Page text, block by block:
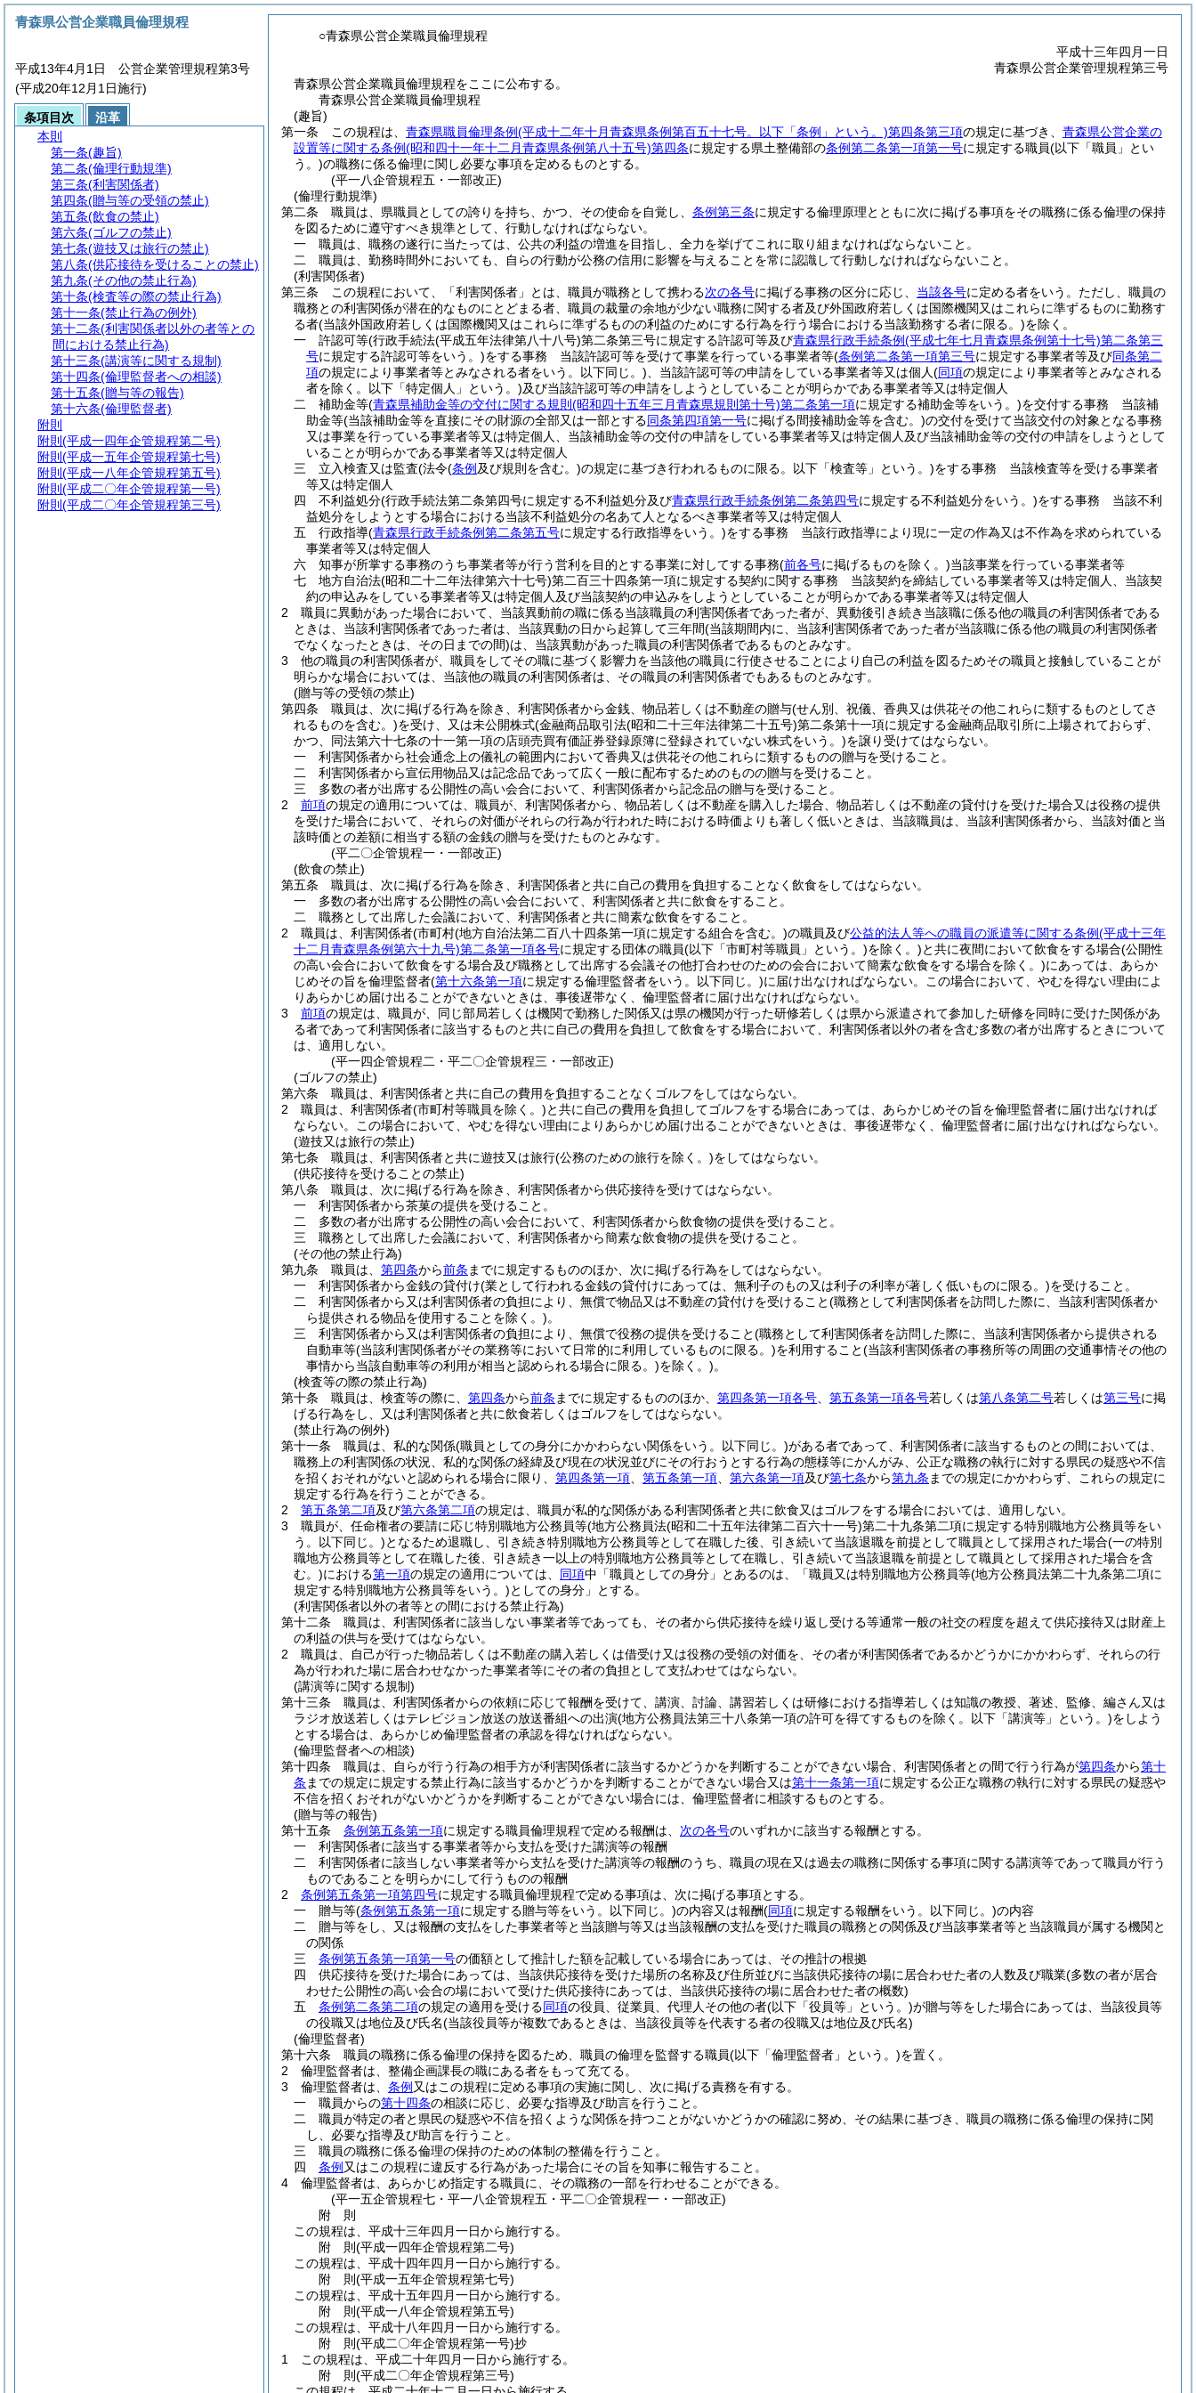
○青森県公営企業職員倫理規程
平成十三年四月一日
青森県公営企業管理規程第三号
青森県公営企業職員倫理規程をここに公布する。
青森県公営企業職員倫理規程
(趣旨)
第一条
この規程は、 青森県職員倫理条例(平成十二年十月青森県条例第百五十七号。以下「条例」という。)第四条第三項の規定に基づき、 青森県公営企業の
設置等に関する条例(昭和四十一年十二月青森県条例第八十五号)第四条に規定する県土整備部の条例第二条第一項第一号に規定する職員(以下「職員」とい
う。)の職務に係る倫理に関し必要な事項を定めるものとする。
(平一八企管規程五・一部改正)
(倫理行動規準)
第二条
職員は、県職員としての誇りを持ち、かつ、その使命を自覚し、 条例第三条に規定する倫理原理とともに次に掲げる事項をその職務に係る倫理の保持
を図るために遵守すべき規準として、行動しなければならない。
一
職員は、職務の遂行に当たっては、公共の利益の増進を目指し、全力を挙げてこれに取り組まなければならないこと。
二
職員は、勤務時間外においても、自らの行動が公務の信用に影響を与えることを常に認識して行動しなければならないこと。
(利害関係者)
第三条
この規程において、「利害関係者」とは、職員が職務として携わる次の各号に掲げる事務の区分に応じ、 当該各号に定める者をいう。 ただし、職員の
職務との利害関係が潜在的なものにとどまる者、職員の裁量の余地が少ない職務に関する者及び外国政府若しくは国際機関又はこれらに準ずるものに勤務す
る者(当該外国政府若しくは国際機関又はこれらに準ずるものの利益のためにする行為を行う場合における当該勤務する者に限る。)を除く。
一
許認可等(行政手続法(平成五年法律第八十八号)第二条第三号に規定する許認可等及び青森県行政手続条例(平成七年七月青森県条例第十七号)第二条第三
号に規定する許認可等をいう。)をする事務 当該許認可等を受けて事業を行っている事業者等(条例第二条第一項第三号に規定する事業者等及び同条第二
項の規定により事業者等とみなされる者をいう。以下同じ。) 、当該許認可等の申請をしている事業者等又は個人(同項の規定により事業者等とみなされる
者を除く。以下「特定個人」という。)及び当該許認可等の申請をしようとしていることが明らかである事業者等又は特定個人
二
補助金等(青森県補助金等の交付に関する規則 (昭和四十五年三月青森県規則第十号)第二条第一項に規定する補助金等をいう。)を交付する事務 当該補
助金等(当該補助金等を直接にその財源の全部又は一部とする同条第四項第一号に掲げる間接補助金等を含む。)の交付を受けて当該交付の対象となる事務
又は事業を行っている事業者等又は特定個人、当該補助金等の交付の申請をしている事業者等又は特定個人及び当該補助金等の交付の申請をしようとして
いることが明らかである事業者等又は特定個人
三
立入検査又は監査(法令(条例 及び規則を含む。)の規定に基づき行われるものに限る。以下「検査等」という。)をする事務 当該検査等を受ける事業者
等又は特定個人
四
不利益処分(行政手続法第二条第四号に規定する不利益処分及び青森県行政手続条例第二条第四号に規定する不利益処分をいう。)をする事務 当該不利
益処分をしようとする場合における当該不利益処分の名あて人となるべき事業者等又は特定個人
五
行政指導(青森県行政手続条例第二条第五号に規定する行政指導をいう。)をする事務 当該行政指導により現に一定の作為又は不作為を求められている
事業者等又は特定個人
六
知事が所掌する事務のうち事業者等が行う営利を目的とする事業に対してする事務(前各号に掲げるものを除く。)当該事業を行っている事業者等
七
地方自治法(昭和二十二年法律第六十七号)第二百三十四条第一項に規定する契約に関する事務 当該契約を締結している事業者等又は特定個人、当該契
約の申込みをしている事業者等又は特定個人及び当該契約の申込みをしようとしていることが明らかである事業者等又は特定個人
2
職員に異動があった場合において、当該異動前の職に係る当該職員の利害関係者であった者が、異動後引き続き当該職に係る他の職員の利害関係者である
ときは、当該利害関係者であった者は、当該異動の日から起算して三年間(当該期間内に、当該利害関係者であった者が当該職に係る他の職員の利害関係者
でなくなったときは、その日までの間)は、当該異動があった職員の利害関係者であるものとみなす。
3
他の職員の利害関係者が、職員をしてその職に基づく影響力を当該他の職員に行使させることにより自己の利益を図るためその職員と接触していることが
明らかな場合においては、当該他の職員の利害関係者は、その職員の利害関係者でもあるものとみなす。
(贈与等の受領の禁止)
第四条
職員は、次に掲げる行為を除き、利害関係者から金銭、物品若しくは不動産の贈与(せん別、祝儀、香典又は供花その他これらに類するものとしてさ
れるものを含む。)を受け、又は未公開株式(金融商品取引法(昭和二十三年法律第二十五号)第二条第十一項に規定する金融商品取引所に上場されておらず、
かつ、同法第六十七条の十一第一項の店頭売買有価証券登録原簿に登録されていない株式をいう。)を譲り受けてはならない。
一
利害関係者から社会通念上の儀礼の範囲内において香典又は供花その他これらに類するものの贈与を受けること。
二
利害関係者から宣伝用物品又は記念品であって広く一般に配布するためのものの贈与を受けること。
三
多数の者が出席する公開性の高い会合において、利害関係者から記念品の贈与を受けること。
2
前項の規定の適用については、職員が、利害関係者から、物品若しくは不動産を購入した場合、物品若しくは不動産の貸付けを受けた場合又は役務の提供
を受けた場合において、それらの対価がそれらの行為が行われた時における時価よりも著しく低いときは、当該職員は、当該利害関係者から、当該対価と当
該時価との差額に相当する額の金銭の贈与を受けたものとみなす。
(平二〇企管規程一・一部改正)
(飲食の禁止)
第五条
職員は、次に掲げる行為を除き、利害関係者と共に自己の費用を負担することなく飲食をしてはならない。
一
多数の者が出席する公開性の高い会合において、利害関係者と共に飲食をすること。
二
職務として出席した会議において、利害関係者と共に簡素な飲食をすること。
2
職員は、利害関係者(市町村(地方自治法第二百八十四条第一項に規定する組合を含む。)の職員及び公益的法人等への職員の派遣等に関する条例(平成十三年
十二月青森県条例第六十九号)第二条第一項各号に規定する団体の職員(以下「市町村等職員」という。)を除く。)と共に夜間において飲食をする場合(公開性
の高い会合において飲食をする場合及び職務として出席する会議その他打合わせのための会合において簡素な飲食をする場合を除く。)にあっては、あらか
じめその旨を倫理監督者(第十六条第一項に規定する倫理監督者をいう。以下同じ。)に届け出なければならない。
この場合において、やむを得ない理由によ
りあらかじめ届け出ることができないときは、事後遅帯なく、倫理監督者に届け出なければならない。
3
前項の規定は、職員が、同じ部局若しくは機関で勤務した関係又は県の機関が行った研修若しくは県から派遣されて参加した研修を同時に受けた関係があ
る者であって利害関係者に該当するものと共に自己の費用を負担して飲食をする場合において、利害関係者以外の者を含む多数の者が出席するときについて
は、適用しない。
(平一四企管規程二・平二〇企管規程三・一部改正)
(ゴルフの禁止)
第六条
職員は、利害関係者と共に自己の費用を負担することなくゴルフをしてはならない。
2
職員は、利害関係者(市町村等職員を除く。)と共に自己の費用を負担してゴルフをする場合にあっては、あらかじめその旨を倫理監督者に届け出なければ
ならない。
この場合において、やむを得ない理由によりあらかじめ届け出ることができないときは、事後遅帯なく、倫理監督者に届け出なければならない。
(遊技又は旅行の禁止)
第七条
職員は、利害関係者と共に遊技又は旅行(公務のための旅行を除く。)をしてはならない。
(供応接待を受けることの禁止)
第八条
職員は、次に掲げる行為を除き、利害関係者から供応接待を受けてはならない。
一
利害関係者から茶菓の提供を受けること。
二
多数の者が出席する公開性の高い会合において、利害関係者から飲食物の提供を受けること。
三
職務として出席した会議において、利害関係者から簡素な飲食物の提供を受けること。
(その他の禁止行為)
第九条
職員は、 第四条から前条 までに規定するもののほか、次に掲げる行為をしてはならない。
一
利害関係者から金銭の貸付け(業として行われる金銭の貸付けにあっては、無利子のもの又は利子の利率が著しく低いものに限る。)を受けること。
二
利害関係者から又は利害関係者の負担により、無償で物品又は不動産の貸付けを受けること(職務として利害関係者を訪問した際に、当該利害関係者か
ら提供される物品を使用することを除く。)。
三
利害関係者から又は利害関係者の負担により、無償で役務の提供を受けること(職務として利害関係者を訪問した際に、当該利害関係者から提供される
自動車等(当該利害関係者がその業務等において日常的に利用しているものに限る。)を利用すること(当該利害関係者の事務所等の周囲の交通事情その他の
事情から当該自動車等の利用が相当と認められる場合に限る。)を除く。)。
(検査等の際の禁止行為)
第十条
職員は、検査等の際に、 第四条から前条 までに規定するもののほか、 第四条第一項各号 第五条第一項各号若しくは第八条第二号若しくは第三号に掲
げる行為をし、又は利害関係者と共に飲食若しくはゴルフをしてはならない。
(禁止行為の例外)
第十一条
職員は、私的な関係(職員としての身分にかかわらない関係をいう。以下同じ。)がある者であって、利害関係者に該当するものとの間においては、
職務上の利害関係の状況、私的な関係の経緯及び現在の状況並びにその行おうとする行為の態様等にかんがみ、公正な職務の執行に対する県民の疑惑や不信
を招くおそれがないと認められる場合に限り、 第四条第一項 第五条第一項 第六条第一項及び第七条から第九条 までの規定にかかわらず、これらの規定に
規定する行為を行うことができる。
2
第五条第二項及び第六条第二項の規定は、職員が私的な関係がある利害関係者と共に飲食又はゴルフをする場合においては、適用しない。
3
職員が、任命権者の要請に応じ特別職地方公務員等(地方公務員法(昭和二十五年法律第二百六十一号)第二十九条第二項に規定する特別職地方公務員等をい
う。以下同じ。)となるため退職し、引き続き特別職地方公務員等として在職した後、引き続いて当該退職を前提として職員として採用された場合(一の特別
職地方公務員等として在職した後、引き続き一以上の特別職地方公務員等として在職し、引き続いて当該退職を前提として職員として採用された場合を含
む。)における第一項の規定の適用については、 同項中「職員としての身分」とあるのは、「職員又は特別職地方公務員等(地方公務員法第二十九条第二項に
規定する特別職地方公務員等をいう。)としての身分」とする。
(利害関係者以外の者等との間における禁止行為)
第十二条
職員は、利害関係者に該当しない事業者等であっても、その者から供応接待を繰り返し受ける等通常一般の社交の程度を超えて供応接待又は財産上
の利益の供与を受けてはならない。
2
職員は、自己が行った物品若しくは不動産の購入若しくは借受け又は役務の受領の対価を、その者が利害関係者であるかどうかにかかわらず、それらの行
為が行われた場に居合わせなかった事業者等にその者の負担として支払わせてはならない。
(講演等に関する規制)
第十三条
職員は、利害関係者からの依頼に応じて報酬を受けて、講演、討論、講習若しくは研修における指導若しくは知識の教授、著述、監修、編さん又は
ラジオ放送若しくはテレビジョン放送の放送番組への出演(地方公務員法第三十八条第一項の許可を得てするものを除く。以下「講演等」という。)をしよう
とする場合は、あらかじめ倫理監督者の承認を得なければならない。
(倫理監督者への相談)
第十四条
職員は、自らが行う行為の相手方が利害関係者に該当するかどうかを判断することができない場合、利害関係者との間で行う行為が第四条から第十
条 までの規定に規定する禁止行為に該当するかどうかを判断することができない場合又は第十一条第一項に規定する公正な職務の執行に対する県民の疑惑や
不信を招くおそれがないかどうかを判断することができない場合には、倫理監督者に相談するものとする。
(贈与等の報告)
第十五条
条例第五条第一項に規定する職員倫理規程で定める報酬は、 次の各号のいずれかに該当する報酬とする。
一
利害関係者に該当する事業者等から支払を受けた講演等の報酬
二
利害関係者に該当しない事業者等から支払を受けた講演等の報酬のうち、職員の現在又は過去の職務に関係する事項に関する講演等であって職員が行う
ものであることを明らかにして行うものの報酬
2
条例第五条第一項第四号に規定する職員倫理規程で定める事項は、次に掲げる事項とする。
一
贈与等(条例第五条第一項に規定する贈与等をいう。以下同じ。)の内容又は報酬(同項に規定する報酬をいう。以下同じ。)の内容
二
贈与等をし、又は報酬の支払をした事業者等と当該贈与等又は当該報酬の支払を受けた職員の職務との関係及び当該事業者等と当該職員が属する機関と
の関係
三
条例第五条第一項第一号の価額として推計した額を記載している場合にあっては、その推計の根拠
四
供応接待を受けた場合にあっては、当該供応接待を受けた場所の名称及び住所並びに当該供応接待の場に居合わせた者の人数及び職業(多数の者が居合
わせた公開性の高い会合の場において受けた供応接待にあっては、当該供応接待の場に居合わせた者の概数)
五
条例第二条第二項の規定の適用を受ける同項の役員、従業員、代理人その他の者(以下「役員等」という。)が贈与等をした場合にあっては、当該役員等
の役職又は地位及び氏名(当該役員等が複数であるときは、当該役員等を代表する者の役職又は地位及び氏名)
(倫理監督者)
第十六条
職員の職務に係る倫理の保持を図るため、職員の倫理を監督する職員(以下「倫理監督者」という。)を置く。
2
倫理監督者は、整備企画課長の職にある者をもって充てる。
3
倫理監督者は、 条例 又はこの規程に定める事項の実施に関し、次に掲げる責務を有する。
一
職員からの第十四条の相談に応じ、必要な指導及び助言を行うこと。
二
職員が特定の者と県民の疑惑や不信を招くような関係を持つことがないかどうかの確認に努め、その結果に基づき、職員の職務に係る倫理の保持に関
し、必要な指導及び助言を行うこと。
三
職員の職務に係る倫理の保持のための体制の整備を行うこと。
四
条例 又はこの規程に違反する行為があった場合にその旨を知事に報告すること。
4
倫理監督者は、あらかじめ指定する職員に、その職務の一部を行わせることができる。
(平一五企管規程七・平一八企管規程五・平二〇企管規程一・一部改正)
附 則
この規程は、平成十三年四月一日から施行する。
附 則(平成一四年企管規程第二号)
この規程は、平成十四年四月一日から施行する。
附 則(平成一五年企管規程第七号)
この規程は、平成十五年四月一日から施行する。
附 則(平成一八年企管規程第五号)
この規程は、平成十八年四月一日から施行する。
附 則(平成二〇年企管規程第一号)抄
1
この規程は、平成二十年四月一日から施行する。
附 則(平成二〇年企管規程第三号)
青森県公営企業職員倫理規程
平成13年4月1日 公営企業管理規程第3号
(平成20年12月1日施行)
条項目次
沿革
本則
第一条(趣旨)
第二条(倫理行動規準)
第三条(利害関係者)
第四条(贈与等の受領の禁止)
第五条(飲食の禁止)
第六条(ゴルフの禁止)
第七条(遊技又は旅行の禁止)
第八条(供応接待を受けることの禁止)
第九条(その他の禁止行為)
第十条(検査等の際の禁止行為)
第十一条(禁止行為の例外)
第十二条(利害関係者以外の者等との
間における禁止行為)
第十三条(講演等に関する規制)
第十四条(倫理監督者への相談)
第十五条(贈与等の報告)
第十六条(倫理監督者)
附則
附則 (平成一四年企管規程第二号)
附則 (平成一五年企管規程第七号)
附則 (平成一八年企管規程第五号)
附則 (平成二〇年企管規程第一号)
附則 (平成二〇年企管規程第三号)